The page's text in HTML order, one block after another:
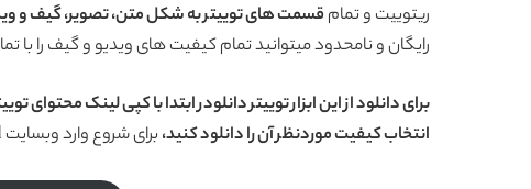
ریتوییت و تمام قسمت های توییتر به شکل متن، تصویر، گیف و
رایگان و نامحدود میتوانید تمام کیفیت های ویدیو و گیف را با
برای دانلود از این ابزار توییتر دانلودر ابتدا با کپی لینک
انتخاب کیفیت موردنظر آن را دانلود کنید، برای شروع وارد وبسایت tweeload شوید: